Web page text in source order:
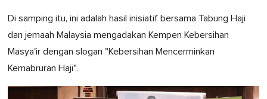
Di samping itu, ini adalah hasil inisiatif bersama Tabung Haji
dan jemaah Malaysia mengadakan Kempen Kebersihan
Masya'ir dengan slogan "Kebersihan Mencerminkan
Kemabruran Haji".